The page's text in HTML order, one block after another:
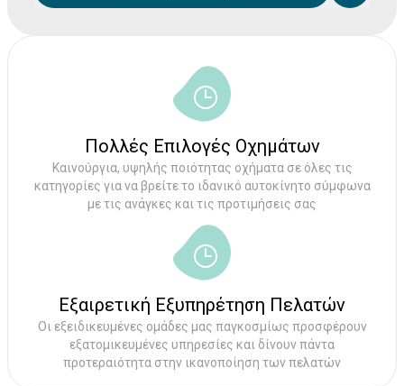
Πολλές Επιλογές Οχημάτων
Καινούργια, υψηλής ποιότητας οχήματα σε όλες τις
κατηγορίες για να βρείτε το ιδανικό αυτοκίνητο σύμφωνα
με τις ανάγκες και τις προτιμήσεις σας
Εξαιρετική Εξυπηρέτηση Πελατών
Οι εξειδικευμένες ομάδες μας παγκοσμίως προσφέρουν
εξατομικευμένες υπηρεσίες και δίνουν πάντα
προτεραιότητα στην ικανοποίηση των πελατών